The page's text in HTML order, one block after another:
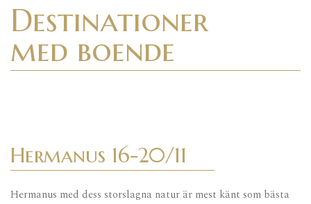
Destinationer
med boende
Hermanus 16-20/11
Hermanus med dess storslagna natur är mest känt som bästa